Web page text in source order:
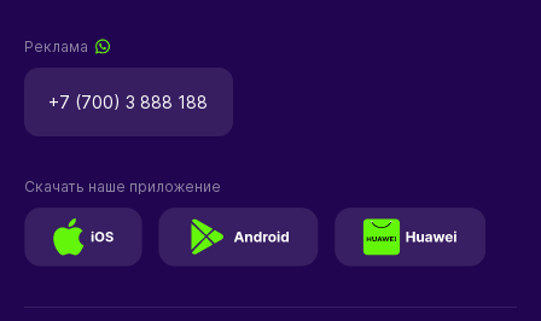
Реклама
+7 (700) 3 888 188
Скачать наше приложение